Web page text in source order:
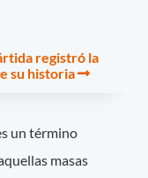
registró la
su historia
un término
masas